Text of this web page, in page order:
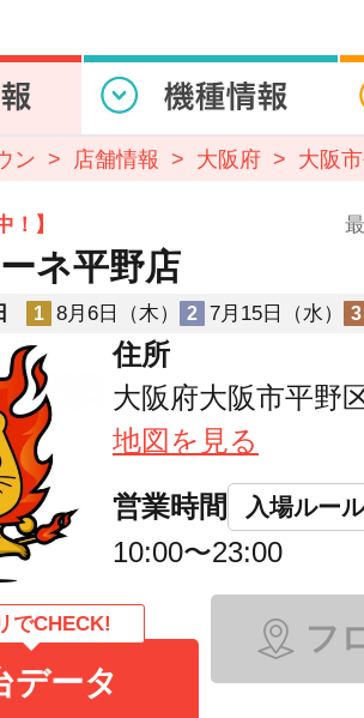
ン 店舗情報 大阪府 大阪
！】
ネ平野店
1 8月6日（木） 2 7月15日（水） 3
住所
大阪府大阪市平野
地図を見る
営業時間 入場ルール
10:00〜23:00
でCHECK!
データ
フ